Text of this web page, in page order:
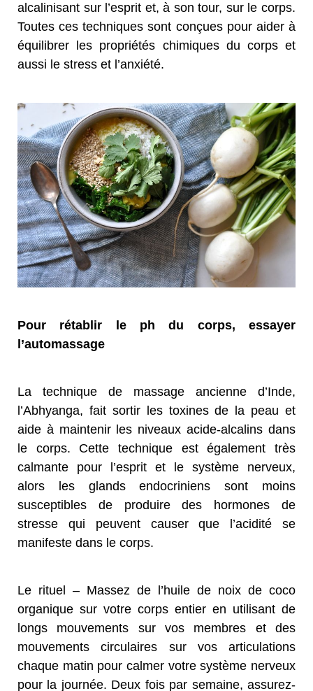
alcalinisant sur l’esprit et, à son tour, sur le corps.
Toutes ces techniques sont conçues pour aider à
équilibrer les propriétés chimiques du corps et
aussi le stress et l’anxiété.
Pour rétablir le ph du corps, essayer
l’automassage
La technique de massage ancienne d’Inde,
l’Abhyanga, fait sortir les toxines de la peau et
aide à maintenir les niveaux acide-alcalins dans
le corps. Cette technique est également très
calmante pour l’esprit et le système nerveux,
alors les glands endocriniens sont moins
susceptibles de produire des hormones de
stresse qui peuvent causer que l’acidité se
manifeste dans le corps.
Le rituel – Massez de l’huile de noix de coco
organique sur votre corps entier en utilisant de
longs mouvements sur vos membres et des
mouvements circulaires sur vos articulations
chaque matin pour calmer votre système nerveux
pour la journée. Deux fois par semaine, assurez-